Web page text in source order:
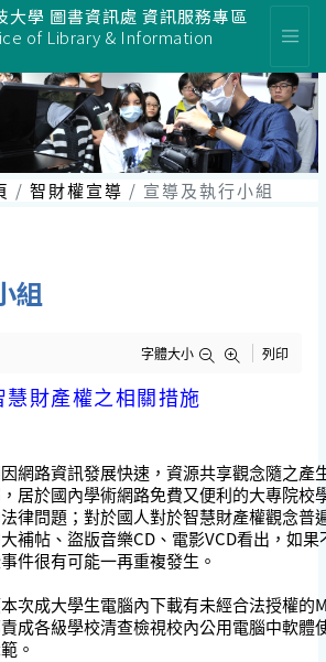
大學 圖書資訊處 資訊服務專區
of Library & Information
智財權宣導 宣導及執行小組
組
字體大小 列印
財產權之相關措施
網路資訊發展快速，資源共享觀念隨之產
居於國內學術網路免費又便利的大專院校
律問題；對於國人對於智慧財產權觀念普
補帖、盜版音樂CD、電影VCD看出，如
件很有可能一再重複發生。
次成大學生電腦內下載有未經合法授權的
成各級學校清查檢視校內公用電腦中軟體
。